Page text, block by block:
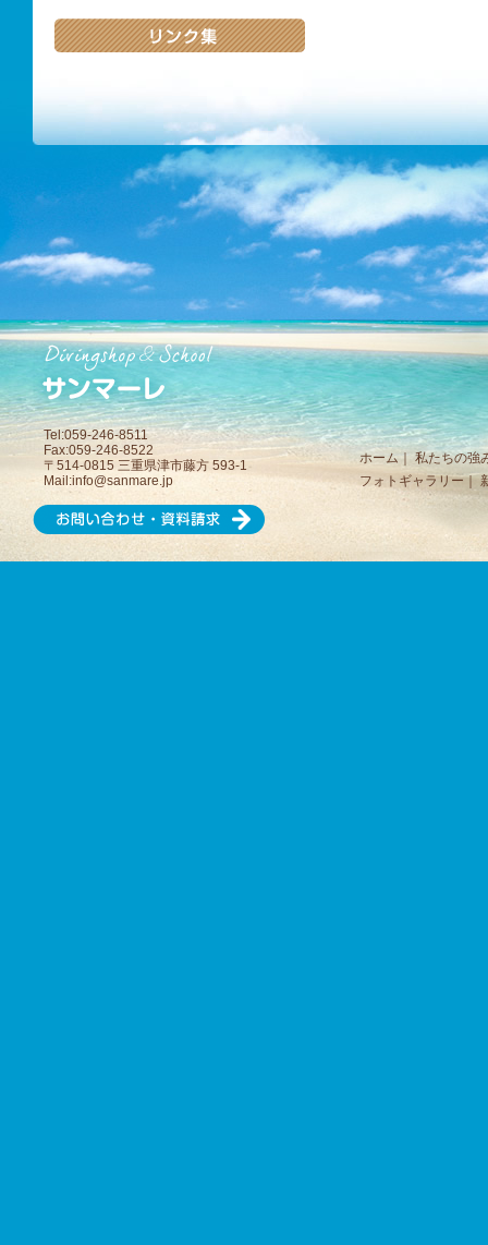
Tel:059-246-8511
Fax:059-246-8522
〒514-0815 三重県津市藤方 593-1
Mail:info@sanmare.jp
ホーム
私たちの強
フォトギャラリー｜